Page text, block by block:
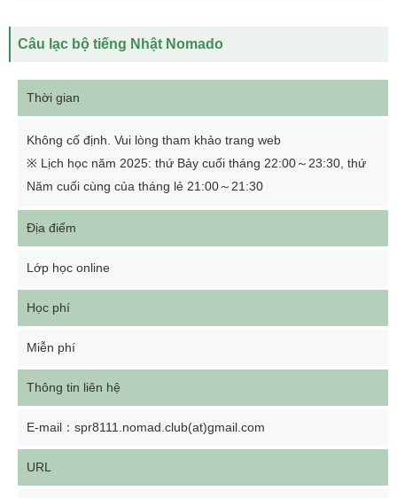
Câu lạc bộ tiếng Nhật Nomado
Thời gian
Không cố định. Vui lòng tham khảo trang web
※ Lịch học năm 2025: thứ Bảy cuối tháng 22:00～23:30, thứ
Năm cuối cùng của tháng lẻ 21:00～21:30
Địa điểm
Lớp học online
Học phí
Miễn phí
Thông tin liên hệ
E-mail：spr8111.nomad.club(at)gmail.com
URL